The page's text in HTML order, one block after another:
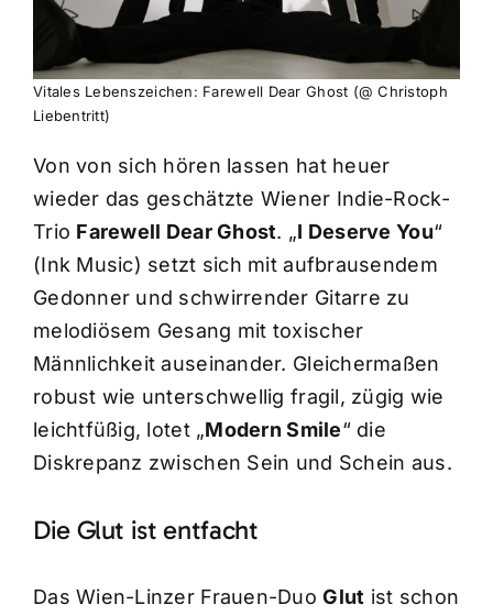
Vitales Lebenszeichen: Farewell Dear Ghost (@ Christoph
Liebentritt)
Von von sich hören lassen hat heuer
wieder das geschätzte Wiener Indie-Rock-
Trio Farewell Dear Ghost. „I Deserve You“
(Ink Music) setzt sich mit aufbrausendem
Gedonner und schwirrender Gitarre zu
melodiösem Gesang mit toxischer
Männlichkeit auseinander. Gleichermaßen
robust wie unterschwellig fragil, zügig wie
leichtfüßig, lotet „Modern Smile“ die
Diskrepanz zwischen Sein und Schein aus.
Die Glut ist entfacht
Das Wien-Linzer Frauen-DuoGlut ist schon